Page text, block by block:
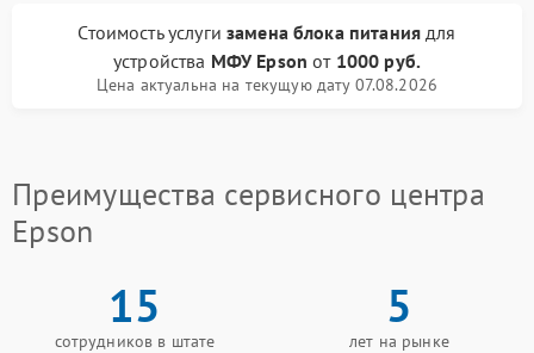
Стоимость услуги замена блока питаниядля
устройства МФУ Epson от 1000 руб.
Цена актуальна на текущую дату 07.08.2026
Преимущества сервисного центра
Epson
15
сотрудников в штате
5
лет на рынке